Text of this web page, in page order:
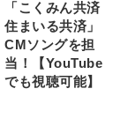
「こくみん共済
住まいる共済」
CMソングを担
当！【YouTube
でも視聴可能】